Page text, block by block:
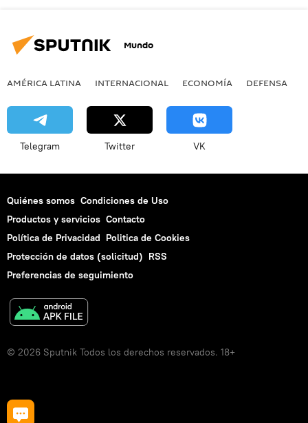
Mundo
AMÉRICA LATINA INTERNACIONAL ECONOMÍA DEFENSA
Telegram Twitter VK
Quiénes somos Condiciones de Uso
Productos y servicios Contacto
Política de Privacidad Politica de Cookies
Protección de datos (solicitud) RSS
Preferencias de seguimiento
© 2026 Sputnik Todos los derechos reservados. 18+